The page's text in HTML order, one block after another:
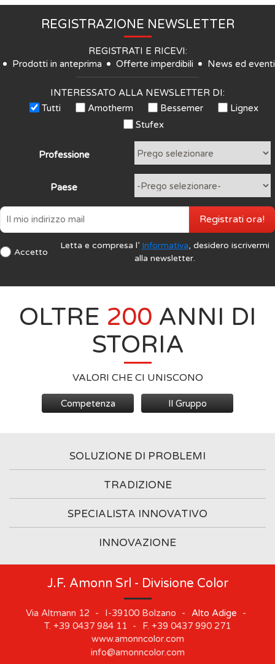
REGISTRAZIONE NEWSLETTER
REGISTRATI E RICEVI:
Prodotti in anteprima
Offerte imperdibili News ed eventi
INTERESSATO ALLA NEWSLETTER DI:
Tutti
Amotherm Bessemer
Lignex
Stufex
Professione
Paese
Accetto
Letta e compresa l’ Informativa, desidero iscrivermi
alla newsletter.
Registrati ora!
OLTRE 200 ANNI DI
STORIA
VALORI CHE CI UNISCONO
Competenza Il Gruppo
SOLUZIONE DI PROBLEMI
TRADIZIONE
SPECIALISTA INNOVATIVO
INNOVAZIONE
J.F. Amonn Srl - Divisione Color
Via Altmann 12 - I-39100 Bolzano - Alto Adige
-
T. +39 0437 984 11 - F. +39 0437 990 271
www.amonncolor.com
info@amonncolor.com